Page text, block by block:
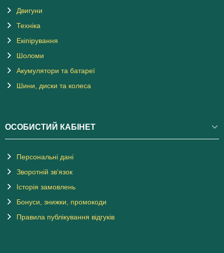
Двигуни
Техніка
Екіпірування
Шоломи
Акумулятори та батареї
Шини, диски та колеса
ОСОБИСТИЙ КАБІНЕТ
Персональні дані
Зворотній зв'язок
Історія замовлень
Бонуси, знижки, промокоди
Правила публікування відгуків